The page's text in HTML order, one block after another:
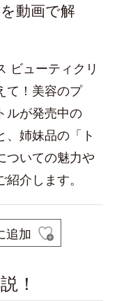
動画で解
ビューティクリ
て！美容のプ
ルが発売中の
、姉妹品の「ト
ついての魅力や
介します。
追加
！